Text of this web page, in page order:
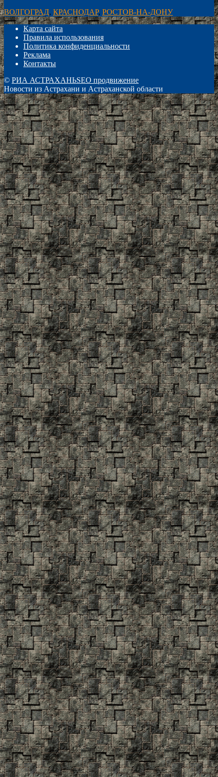
ВОЛГОГРАД, КРАСНОДАР, РОСТОВ-НА-ДОНУ
Карта сайта
Правила использования
Политика конфиденциальности
Реклама
Контакты
© РИА АСТРАХАНЬSEO продвижение
Новости из Астрахани и Астраханской области